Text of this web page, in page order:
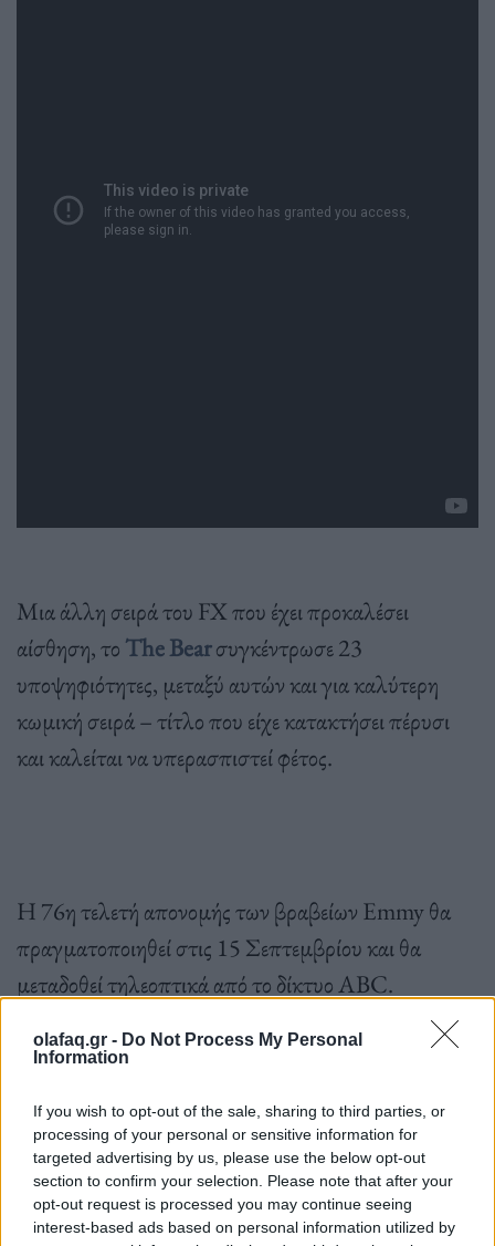
olafaq.gr - Do Not Process My Personal
Information
If you wish to opt-out of the sale, sharing to third parties, or
processing of your personal or sensitive information for
targeted advertising by us, please use the below opt-out
section to confirm your selection. Please note that after your
opt-out request is processed you may continue seeing
interest-based ads based on personal information utilized by
Μια άλλη σειρά του FX που έχει προκαλέσει
αίσθηση, το The Bearσυγκέντρωσε 23
υποψηφιότητες, μεταξύ αυτών και για καλύτερη
κωμική σειρά – τίτλο που είχε κατακτήσει πέρυσι
και καλείται να υπερασπιστεί φέτος.
Η 76η τελετή απονομής των βραβείων Emmy θα
πραγματοποιηθεί στις 15 Σεπτεμβρίου και θα
μεταδοθεί τηλεοπτικά από το δίκτυο ABC.
στο Google News